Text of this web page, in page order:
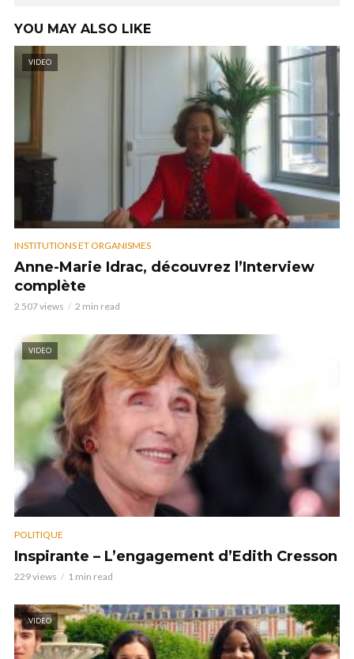
YOU MAY ALSO LIKE
VIDEO
INSTITUTIONS ET ORGANISMES
Anne-Marie Idrac, découvrez l’Interview
complète
2 507 views 2 min read
VIDEO
POLITIQUE
Inspirante – L’engagement d’Edith Cresson
229 views 1 min read
VIDEO